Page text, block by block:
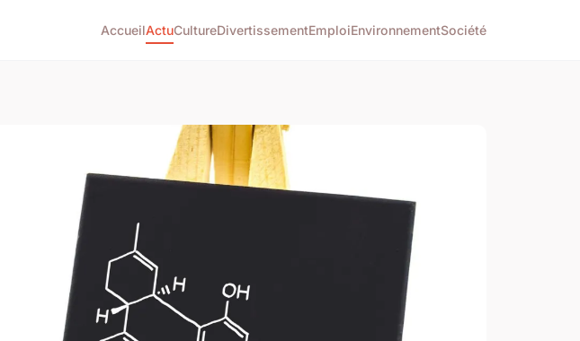
AccueilActuCultureDivertissementEmploiEnvironnementSociété